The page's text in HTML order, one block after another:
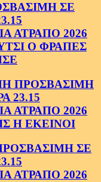
ΣΕ
ΑΤΡΑΠΟ 2026
Ο ΦΡΑΠΕΣ
ΠΡΟΣΒΑΣΙΜΗ
23.15
ΑΤΡΑΠΟ 2026
Η ΕΚΕΙΝΟΙ
ΣΕ
ΑΤΡΑΠΟ 2026